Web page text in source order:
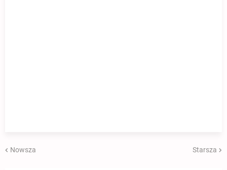
Nowsza Starsza